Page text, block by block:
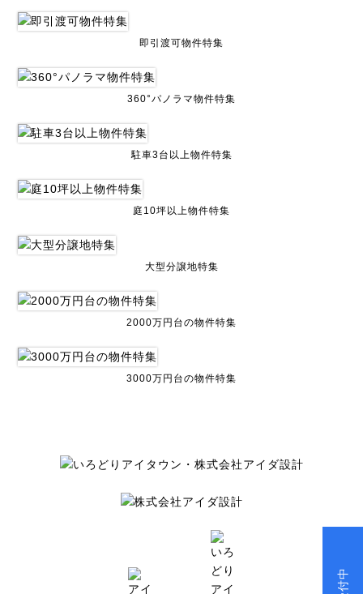
即引渡可物件特集
360°パノラマ物件特集
駐車3台以上物件特集
庭10坪以上物件特集
大型分譲地特集
2000万円台の物件特集
3000万円台の物件特集